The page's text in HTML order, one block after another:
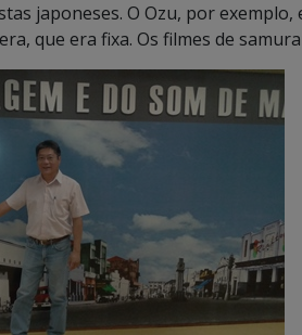
japoneses. O Ozu, por
que era fixa. Os filmes de